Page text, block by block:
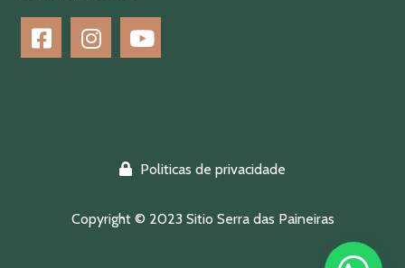
Politicas de privacidade
Copyright © 2023 Sitio Serra das Paineiras